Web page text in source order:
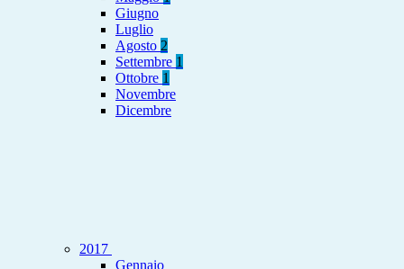
Giugno
Luglio
Agosto 2
Settembre 1
Ottobre 1
Novembre
Dicembre
2017
Gennaio